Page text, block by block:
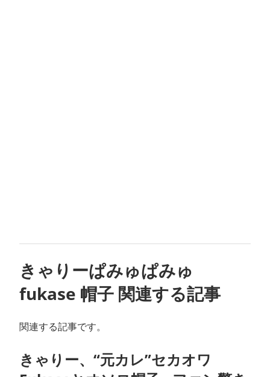
きゃりーぱみゅぱみゅ
fukase 帽子 関連する記事
関連する記事です。
きゃりー、“元カレ”セカオワ